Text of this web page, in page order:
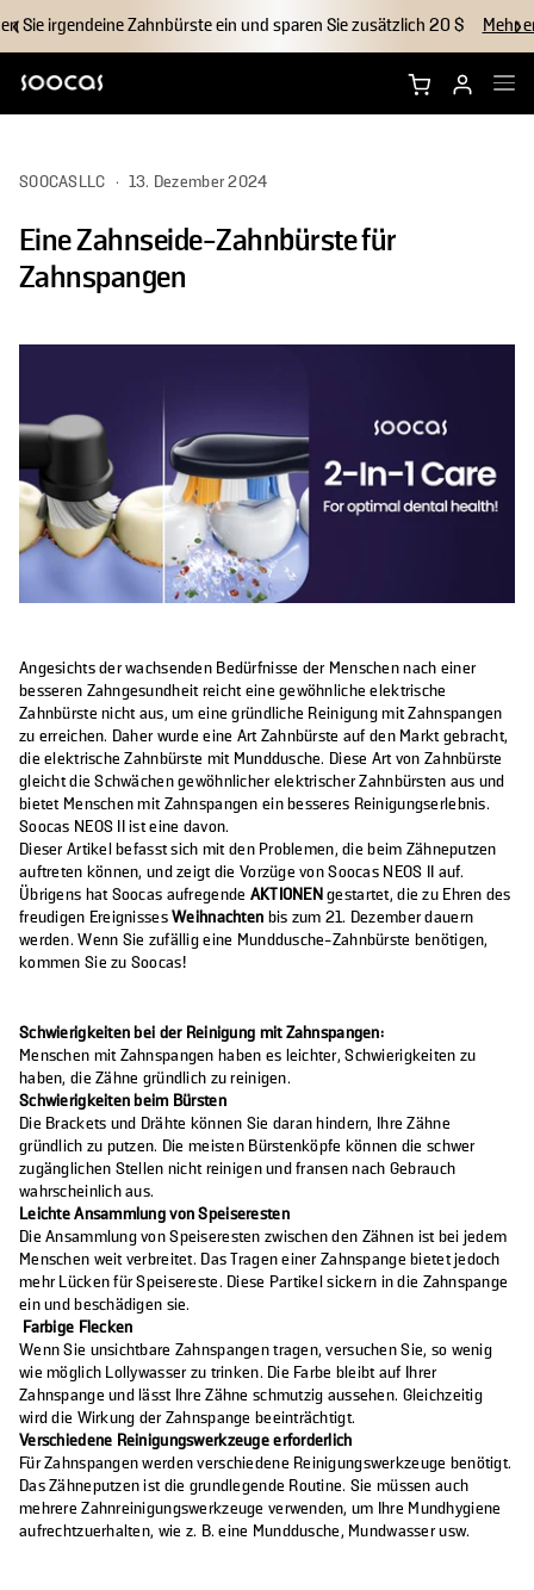
Sie irgendeine Zahnbürste ein und sparen Sie zusätzlich 20 $ Mehr
Bürstenköpfe
Zubehör
Warum Soocas?
Support
SOOCASLLC · 13. Dezember 2024
Eine Zahnseide-Zahnbürste für
Zahnspangen
Angesichts der wachsenden Bedürfnisse der Menschen nach einer
besseren Zahngesundheit reicht eine gewöhnliche elektrische
Zahnbürste nicht aus, um eine gründliche Reinigung mit Zahnspangen
zu erreichen. Daher wurde eine Art Zahnbürste auf den Markt gebracht,
die elektrische Zahnbürste mit Munddusche. Diese Art von Zahnbürste
gleicht die Schwächen gewöhnlicher elektrischer Zahnbürsten aus und
bietet Menschen mit Zahnspangen ein besseres Reinigungserlebnis.
Soocas NEOS II ist eine davon.
Dieser Artikel befasst sich mit den Problemen, die beim Zähneputzen
auftreten können, und zeigt die Vorzüge von Soocas NEOS II auf.
Übrigens hat Soocas aufregende AKTIONENgestartet, die zu Ehren des
freudigen EreignissesWeihnachten bis zum 21. Dezember dauern
werden. Wenn Sie zufällig eine Munddusche-Zahnbürste benötigen,
kommen Sie zu Soocas!
Schwierigkeiten bei der Reinigung mit Zahnspangen:
Menschen mit Zahnspangen haben es leichter, Schwierigkeiten zu
haben, die Zähne gründlich zu reinigen.
Schwierigkeiten beim Bürsten
Die Brackets und Drähte können Sie daran hindern, Ihre Zähne
gründlich zu putzen. Die meisten Bürstenköpfe können die schwer
zugänglichen Stellen nicht reinigen und fransen nach Gebrauch
wahrscheinlich aus.
Leichte Ansammlung von Speiseresten
Die Ansammlung von Speiseresten zwischen den Zähnen ist bei jedem
Menschen weit verbreitet. Das Tragen einer Zahnspange bietet jedoch
mehr Lücken für Speisereste. Diese Partikel sickern in die Zahnspange
ein und beschädigen sie.
Farbige Flecken
Wenn Sie unsichtbare Zahnspangen tragen, versuchen Sie, so wenig
wie möglich Lollywasser zu trinken. Die Farbe bleibt auf Ihrer
Zahnspange und lässt Ihre Zähne schmutzig aussehen. Gleichzeitig
wird die Wirkung der Zahnspange beeinträchtigt.
Verschiedene Reinigungswerkzeuge erforderlich
Für Zahnspangen werden verschiedene Reinigungswerkzeuge benötigt.
Das Zähneputzen ist die grundlegende Routine. Sie müssen auch
mehrere Zahnreinigungswerkzeuge verwenden, um Ihre Mundhygiene
aufrechtzuerhalten, wie z. B. eine Munddusche, Mundwasser usw.